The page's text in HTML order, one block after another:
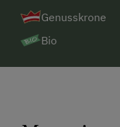
Genusskrone
Bio